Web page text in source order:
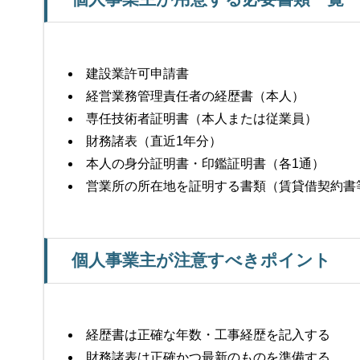
建設業許可申請書
経営業務管理責任者の経歴書（本人）
専任技術者証明書（本人または従業員）
財務諸表（直近1年分）
本人の身分証明書・印鑑証明書（各1通）
営業所の所在地を証明する書類（賃貸借契約書
個人事業主が注意すべきポイント
経歴書は正確な年数・工事経歴を記入する
財務諸表は正確かつ最新のものを準備する